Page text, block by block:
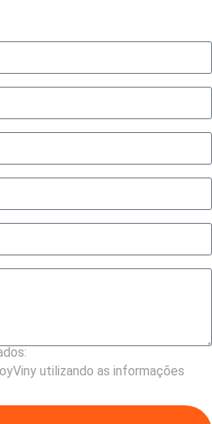
utilizando as informações